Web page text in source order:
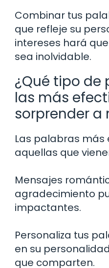
Combinar tus
que refleje su
intereses hará
sea inolvidable.
¿Qué tipo de
las más
sorprender a
Las palabras más
aquellas que
Mensajes
agradecimiento
impactantes.
Personaliza tus
en su
que comparten.